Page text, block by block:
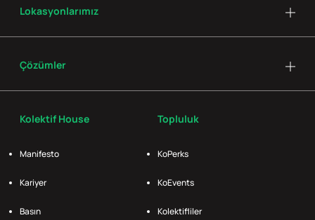
Kolektif House
Manifesto
Kariyer
Basın
Topluluk
KoPerks
KoEvents
Kolektifliler
Lokasyonlarımız
Çözümler